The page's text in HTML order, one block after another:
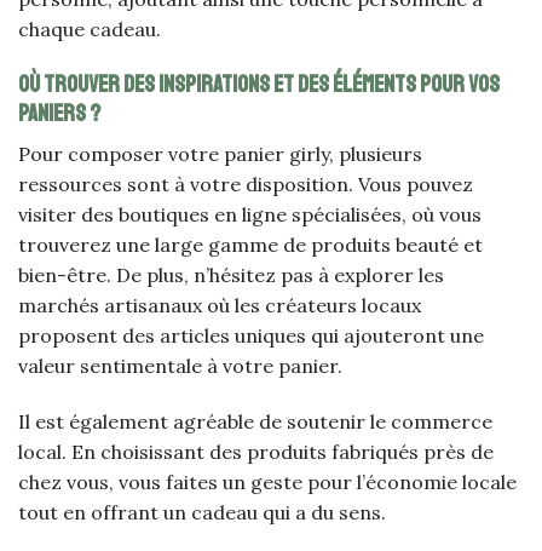
chaque cadeau.
Où trouver des inspirations et des éléments pour vos
paniers ?
Pour composer votre panier girly, plusieurs
ressources sont à votre disposition. Vous pouvez
visiter des boutiques en ligne spécialisées, où vous
trouverez une large gamme de produits beauté et
bien-être. De plus, n’hésitez pas à explorer les
marchés artisanaux où les créateurs locaux
proposent des articles uniques qui ajouteront une
valeur sentimentale à votre panier.
Il est également agréable de soutenir le commerce
local. En choisissant des produits fabriqués près de
chez vous, vous faites un geste pour l’économie locale
tout en offrant un cadeau qui a du sens.